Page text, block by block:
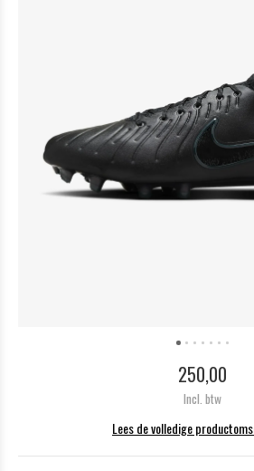
250,00
Incl. btw
Lees de volledige